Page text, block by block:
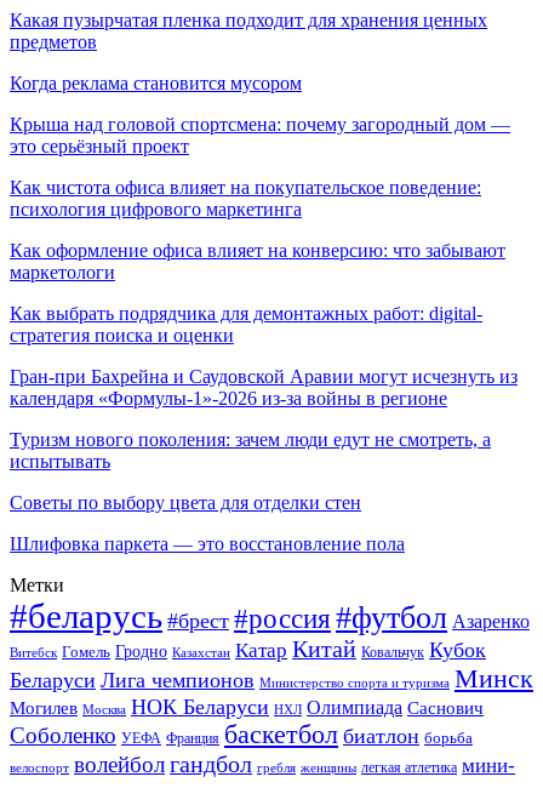
Какая пузырчатая пленка подходит для хранения ценных
предметов
Когда реклама становится мусором
Крыша над головой спортсмена: почему загородный дом —
это серьёзный проект
Как чистота офиса влияет на покупательское поведение:
психология цифрового маркетинга
Как оформление офиса влияет на конверсию: что забывают
маркетологи
Как выбрать подрядчика для демонтажных работ: digital-
стратегия поиска и оценки
Гран-при Бахрейна и Саудовской Аравии могут исчезнуть из
календаря «Формулы-1»-2026 из-за войны в регионе
Туризм нового поколения: зачем люди едут не смотреть, а
испытывать
Советы по выбору цвета для отделки стен
Шлифовка паркета — это восстановление пола
Метки
#беларусь #брест #россия#футбол Азаренко
Витебск Гомель Гродно Казахстан Катар Китай Ковальчук Кубок
Беларуси Лига чемпионов Министерство спорта и туризма Минск
Могилев Москва НОК Беларуси НХЛ Олимпиада Саснович
Соболенко УЕФА Франция баскетбол биатлон борьба
велоспорт волейболгандбол гребля женщины легкая атлетика мини-